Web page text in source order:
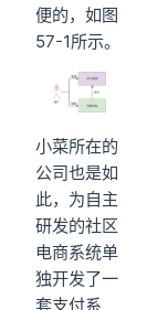
便的，如图
57-1所示。
小菜所在的
公司也是如
此，为自主
研发的社区
电商系统单
独开发了一
套支付系